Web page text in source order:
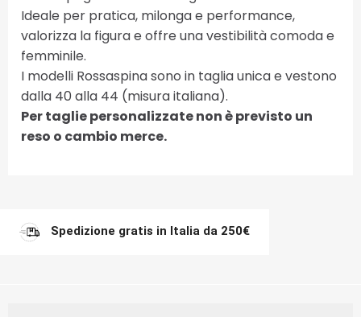
Ideale per pratica, milonga e performance,
valorizza la figura e offre una vestibilità comoda e
femminile.
I modelli Rossaspina sono in taglia unica e vestono
dalla 40 alla 44 (misura italiana).
Per taglie personalizzate non è previsto un
reso o cambio merce.
Spedizione gratis in Italia da 250€